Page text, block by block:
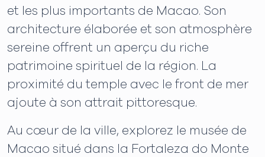
et les plus importants de Macao. Son
architecture élaborée et son atmosphère
sereine offrent un aperçu du riche
patrimoine spirituel de la région. La
proximité du temple avec le front de mer
ajoute à son attrait pittoresque.
Au cœur de la ville, explorez le musée de
Macao situé dans la Fortaleza do Monte